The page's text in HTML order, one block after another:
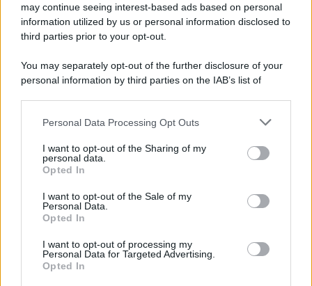
may continue seeing interest-based ads based on personal
information utilized by us or personal information disclosed to
third parties prior to your opt-out.
You may separately opt-out of the further disclosure of your
personal information by third parties on the IAB’s list of
This information may also be disclosed by us to third parties
disclose it to other third parties.
Please note that this website/app uses one or more Google
services and may gather and store information including but
not limited to your visit or usage behaviour. You may click to
grant or deny consent to Google and its third-party tags to
consent section.
Personal Data Processing Opt Outs
I want to opt-out of the Sharing of my
personal data.
Opted In
I want to opt-out of the Sale of my
Personal Data.
Opted In
I want to opt-out of processing my
Personal Data for Targeted Advertising.
Opted In
Uno studio bioarcheologico sui resti rinvenuti nella Villa B
ricostruisce la dieta degli abitanti: cereali, legumi e prodotti
agricoli erano alla base dell’alimentazione, mentre le risorse
Il medagliere /
Europei di nuoto: Pellecani guida una super
Italia
Il centenario /A L'Aquila arriva la mostra "TITO, 100 anni
L'attesa /Un estate di calcio: tra Mondiali e Serie A